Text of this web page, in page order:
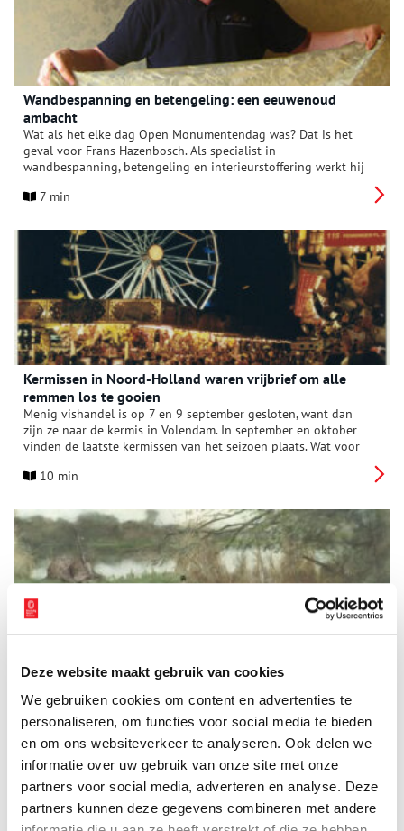
Deze website maakt gebruik van cookies
We gebruiken cookies om content en advertenties te
personaliseren, om functies voor social media te bieden
en om ons websiteverkeer te analyseren. Ook delen we
informatie over uw gebruik van onze site met onze
partners voor social media, adverteren en analyse. Deze
partners kunnen deze gegevens combineren met andere
Wandbespanning en betengeling: een eeuwenoud
ambacht
Wat als het elke dag Open Monumentendag was? Dat is het
geval voor Frans Hazenbosch. Als specialist in
wandbespanning, betengeling en interieurstoffering werkt hij
40 jaar heeft Frans zeventiende-eeuwse grachtenpanden, de
wandbekleding voorzien. Oneindig Noord-Holland sprak met
hem over zijn beroep én nieuwste project: een zeventiende-
eeuws woonhuis aan de Zaanse Schans.
7 min
Kermissen in Noord-Holland waren vrijbrief om alle
remmen los te gooien
Menig vishandel is op 7 en 9 september gesloten, want dan
zijn ze naar de kermis in Volendam. In september en oktober
vinden de laatste kermissen van het seizoen plaats. Wat voor
van Noord-Holland.
10 min
In het natte Noord-Holland vormden eendenkooien
eeuwenlang een belangrijke bron van inkomsten. Deze unieke
installaties, die hun oorsprong vinden in de late
middeleeuwen, waren speciaal ontworpen om watervogels te
vangen voor consumptie. Door een ingenieus systeem van
vangpijpen werden de nietsvermoedende eenden gelokt en
opgesloten, waarna ze letterlijk ‘de pijp uit’ gingen.
7 min